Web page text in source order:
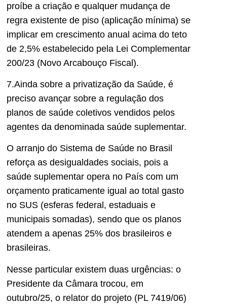
proíbe a criação e qualquer mudança de
regra existente de piso (aplicação mínima) se
implicar em crescimento anual acima do teto
de 2,5% estabelecido pela Lei Complementar
200/23 (Novo Arcabouço Fiscal).
7.Ainda sobre a privatização da Saúde, é
preciso avançar sobre a regulação dos
planos de saúde coletivos vendidos pelos
agentes da denominada saúde suplementar.
O arranjo do Sistema de Saúde no Brasil
reforça as desigualdades sociais, pois a
saúde suplementar opera no País com um
orçamento praticamente igual ao total gasto
no SUS (esferas federal, estaduais e
municipais somadas), sendo que os planos
atendem a apenas 25% dos brasileiros e
brasileiras.
Nesse particular existem duas urgências: o
Presidente da Câmara trocou, em
outubro/25, o relator do projeto (PL 7419/06)